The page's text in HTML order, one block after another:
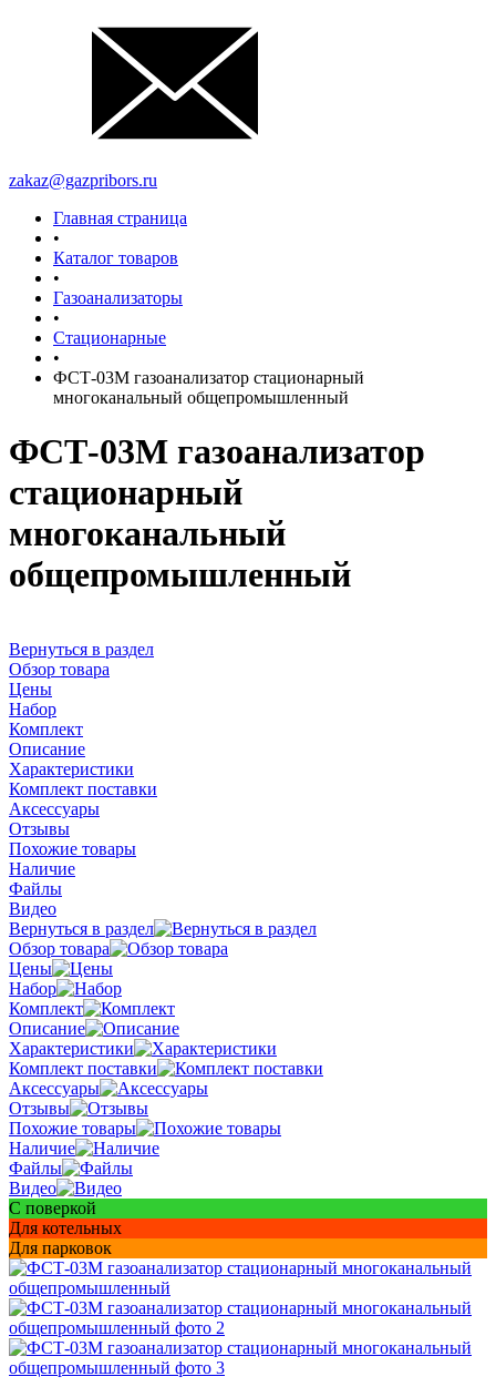
zakaz@gazpribors.ru
Главная страница
•
Каталог товаров
•
Газоанализаторы
•
Стационарные
•
ФСТ-03М газоанализатор стационарный
многоканальный общепромышленный
ФСТ-03М газоанализатор
стационарный
многоканальный
общепромышленный
Вернуться в раздел
Обзор товара
Цены
Набор
Комплект
Описание
Характеристики
Комплект поставки
Аксессуары
Отзывы
Похожие товары
Наличие
Файлы
Видео
Вернуться в раздел
Обзор товара
Цены
Набор
Комплект
Описание
Характеристики
Комплект поставки
Аксессуары
Отзывы
Похожие товары
Наличие
Файлы
Видео
С поверкой
Для котельных
Для парковок